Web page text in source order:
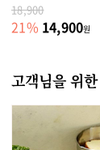
18,900
21% 14,900원
고객님을 위